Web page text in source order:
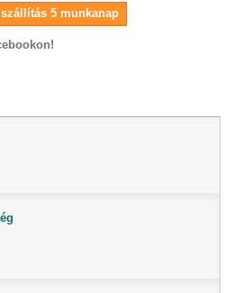
5 munkanap